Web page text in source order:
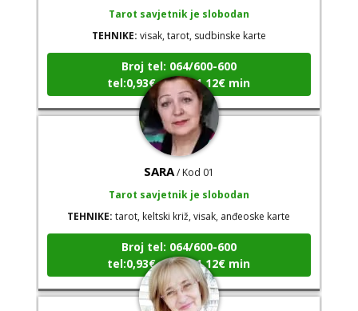
Tarot savjetnik je slobodan
TEHNIKE:
visak, tarot, sudbinske karte
Broj tel: 064/600-600
tel:0,93€ - mob:1,12€ min
SARA / Kod 01
Tarot savjetnik je slobodan
TEHNIKE: tarot, keltski križ, visak, anđeoske karte
Broj tel: 064/600-600
tel:0,93€ - mob:1,12€ min